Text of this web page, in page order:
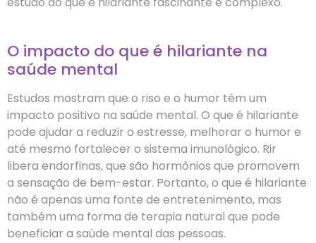
O impacto do que é hilariante na
saúde mental
Estudos mostram que o riso e o humor têm um
impacto positivo na saúde mental. O que é hilariante
pode ajudar a reduzir o estresse, melhorar o humor e
até mesmo fortalecer o sistema imunológico. Rir
libera endorfinas, que são hormônios que promovem
a sensação de bem-estar. Portanto, o que é hilariante
não é apenas uma fonte de entretenimento, mas
também uma forma de terapia natural que pode
beneficiar a saúde mental das pessoas.